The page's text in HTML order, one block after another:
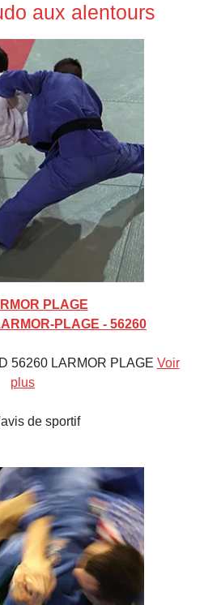
aux alentours
PLAGE
PLAGE - 56260
56260 LARMOR PLAGE Voir
plus
de sportif